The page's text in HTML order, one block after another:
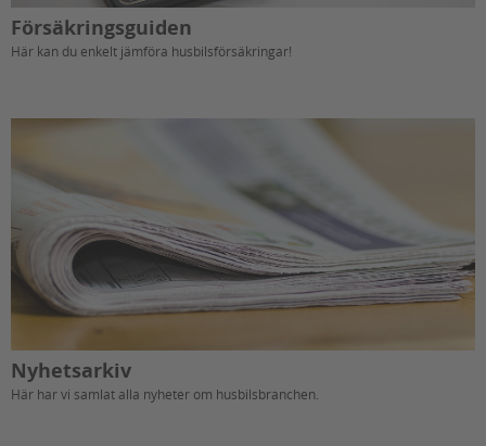
Försäkringsguiden
Här kan du enkelt jämföra husbilsförsäkringar!
Nyhetsarkiv
Här har vi samlat alla nyheter om husbilsbranchen.